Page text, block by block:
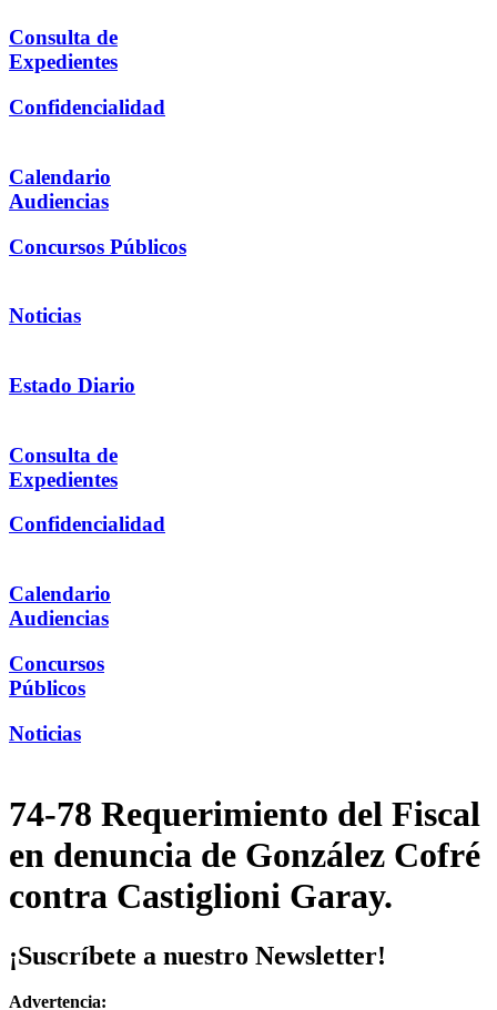
Consulta de
Expedientes
Confidencialidad
Calendario
Audiencias
Concursos Públicos
Noticias
Estado Diario
Consulta de
Expedientes
Confidencialidad
Calendario
Audiencias
Concursos
Públicos
Noticias
74-78 Requerimiento del Fiscal
en denuncia de González Cofré
contra Castiglioni Garay.
¡Suscríbete a nuestro Newsletter!
Advertencia: